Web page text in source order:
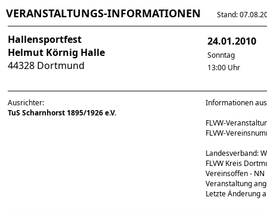
VERANSTALTUNGS-INFORMATIONEN Stand:
Hallensportfest
Helmut Körnig Halle
44328 Dortmund
24.01.2010
Sonntag
13:00 Uhr
Ausrichter:
TuS Scharnhorst 1895/1926 e.V.
Informationen
FLVW-
FLVW-
Landesverband:
FLVW Kreis
Vereinsoffen - NN
Veranstaltung
Letzte Änderung